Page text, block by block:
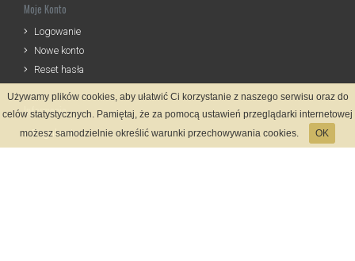
Moje Konto
Logowanie
Nowe konto
Reset hasła
Informacje
Regulamin
Używamy plików cookies, aby ułatwić Ci korzystanie z naszego serwisu oraz do
celów statystycznych. Pamiętaj, że za pomocą ustawień przeglądarki internetowej
możesz samodzielnie określić warunki przechowywania cookies.
OK